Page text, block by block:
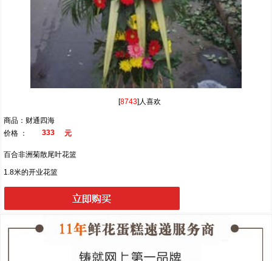
[8743]人喜欢
商品：财通四海
价格 ：
333 元
百合非洲菊散尾叶花篮
1.8米的开业花篮